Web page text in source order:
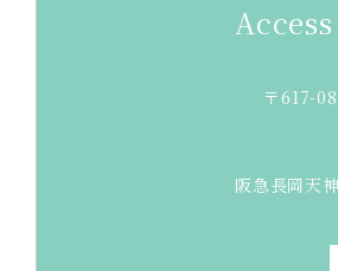
Access
〒617-
阪急長岡天